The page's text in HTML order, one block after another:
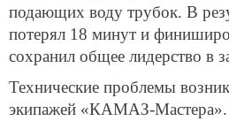
подающих воду трубок. В
потерял 18 минут и
сохранил общее лидерство в
Технические проблемы
экипажей «КАМАЗ-Мастера».